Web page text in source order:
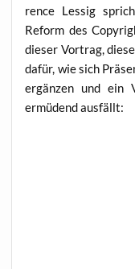
rence Les­sig
Reform des
die­ser Vor­trag,
dafür, wie sich
ergän­zen und ein
ermü­dend ausfällt: